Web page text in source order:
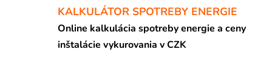
KALKULÁTOR SPOTREBY ENERGIE
Online kalkulácia spotreby energie a ceny
inštalácie vykurovania v CZK